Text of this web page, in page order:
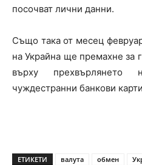
посочват лични данни.
Също така от месец
на Украйна ще премахне за
върху
чуждестранни банкови
ЕТИКЕТИ валута обмен